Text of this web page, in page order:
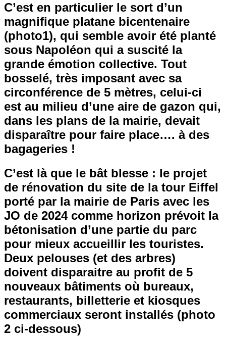
C’est en particulier le sort d’un
magnifique platane bicentenaire
(photo1), qui semble avoir été planté
sous Napoléon qui a suscité la
grande émotion collective. Tout
bosselé, très imposant avec sa
circonférence de 5 mètres, celui-ci
est au milieu d’une aire de gazon qui,
dans les plans de la mairie, devait
disparaître pour faire place…. à des
bagageries !
C’est là que le bât blesse : le projet
de rénovation du site de la tour Eiffel
porté par la mairie de Paris avec les
JO de 2024 comme horizon prévoit la
bétonisation d’une partie du parc
pour mieux accueillir les touristes.
Deux pelouses (et des arbres)
doivent disparaitre au profit de 5
nouveaux bâtiments où bureaux,
restaurants, billetterie et kiosques
commerciaux seront installés (photo
2 ci-dessous)